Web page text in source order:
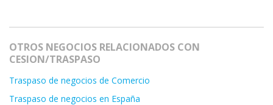
OTROS NEGOCIOS RELACIONADOS CON
CESION/TRASPASO
Traspaso de negocios de Comercio
Traspaso de negocios en España